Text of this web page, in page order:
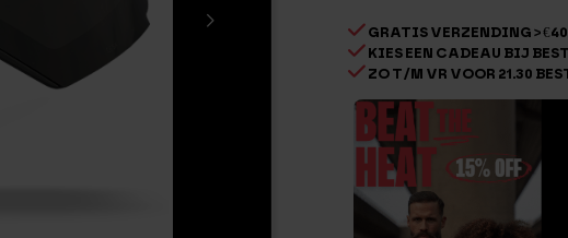
zonnig
GRATIS VERZENDING >
KIES EEN CADEAU BIJ
ZO T/M VR VOOR 21.30